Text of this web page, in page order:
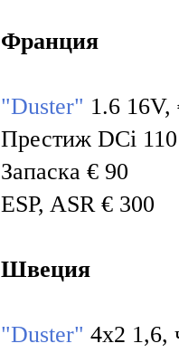
Франция
"Duster" 1.6 16V,
Престиж DCi
Запаска € 90
ESP, ASR € 300
Швеция
"Duster" 4x2 1,6,